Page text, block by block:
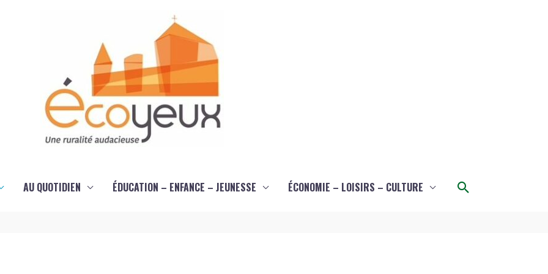
AU QUOTIDIEN ÉDUCATION – ENFANCE – JEUNESSE ÉCONOMIE – LOISIRS – CULTURE Rechercher